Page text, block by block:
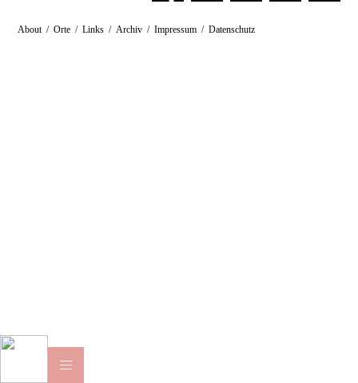
About / Orte / Links / Archiv / Impressum / Datenschutz